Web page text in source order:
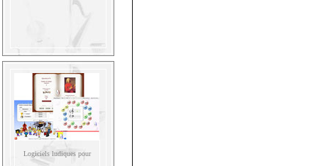
Logiciels ludiques pour